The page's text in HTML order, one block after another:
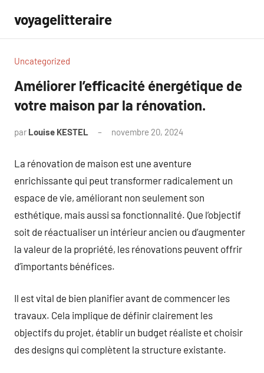
contenu
voyagelitteraire
Uncategorized
Améliorer l’efficacité énergétique de
votre maison par la rénovation.
par Louise KESTEL novembre 20, 2024
La rénovation de maison est une aventure
enrichissante qui peut transformer radicalement un
espace de vie, améliorant non seulement son
esthétique, mais aussi sa fonctionnalité. Que l’objectif
soit de réactualiser un intérieur ancien ou d’augmenter
la valeur de la propriété, les rénovations peuvent offrir
d’importants bénéfices.
Il est vital de bien planifier avant de commencer les
travaux. Cela implique de définir clairement les
objectifs du projet, établir un budget réaliste et choisir
des designs qui complètent la structure existante.